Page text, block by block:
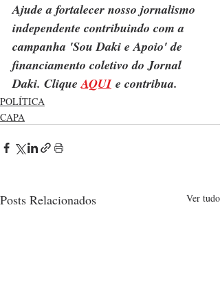
Ajude a fortalecer nosso jornalismo
independente contribuindo com a
campanha 'Sou Daki e Apoio' de
financiamento coletivo do Jornal
Daki. Clique AQUI e contribua.
POLÍTICA
CAPA
Posts Relacionados Ver tudo